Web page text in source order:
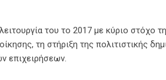
του το 2017 με κύριο στόχο
τη στήριξη της πολιτιστικής
επιχειρήσεων.